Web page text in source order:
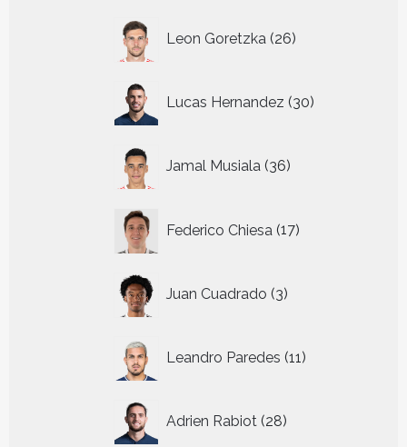
Leon Goretzka 26
producten
Lucas Hernandez 30
producten
Jamal Musiala 36
producten
Federico Chiesa 17
producten
Juan Cuadrado 3
producten
Leandro Paredes 11
producten
Adrien Rabiot 28
producten